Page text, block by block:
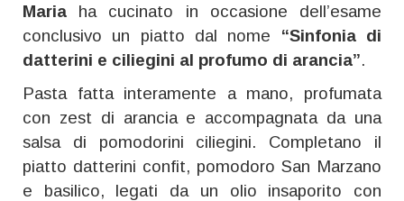
Maria ha cucinato in occasione dell’esame
conclusivo un piatto dal nome “Sinfonia di
datterini e ciliegini al profumo di arancia”.
Pasta fatta interamente a mano, profumata
con zest di arancia e accompagnata da una
salsa di pomodorini ciliegini. Completano il
piatto datterini confit, pomodoro San Marzano
e basilico, legati da un olio insaporito con